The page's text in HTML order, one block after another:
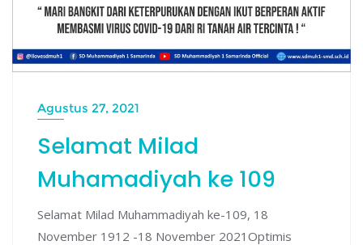
Agustus 27, 2021
Selamat Milad
Muhamadiyah ke 109
Selamat Milad Muhammadiyah ke-109, 18
November 1912 -18 November 2021Optimis